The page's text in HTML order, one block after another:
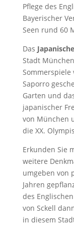
Pflege des
Bayerischer
Seen rund 60
Das
Stadt
Sommerspiele
Saporro
Garten und
japanischer
von München
die XX.
Erkunden Sie
weitere
umgeben von
Jahren
des
von Sckell
in diesem